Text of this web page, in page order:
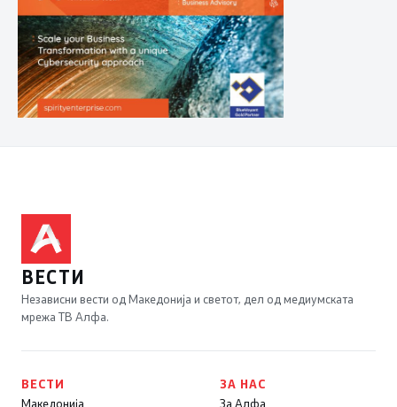
ВЕСТИ
Независни вести од Македонија и светот, дел од медиумската
мрежа ТВ Алфа.
ВЕСТИ
ЗА НАС